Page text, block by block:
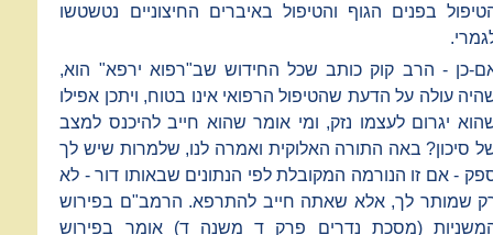
בפנים הגוף והטיפול באיברים החיצוניים נטשטשו
כן - הרב קוק כותב שכל החידוש שב"רפוא ירפא" הוא,
עולה על הדעת שהטיפול הרפואי אינו בטוח, ויתכן אפילו
יגרום לעצמו נזק, ומי אומר שהוא חייב להיכנס למצב
סיכון? באה התורה האלוקית ואמרה לנו, שלמרות שיש לך
- אם זו הנורמה המקובלת לפי הנתונים שבאותו דור - לא
שמותר לך, אלא שאתה חייב להתרפא. הרמב"ם בפירוש
(מסכת נדרים פרק ד משנה ד) אומר בפירוש